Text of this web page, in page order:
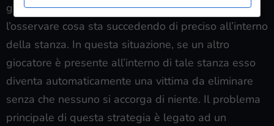
grande porzione dello schermo, rendendo difficile
l’osservare cosa sta succedendo di preciso all’interno
della stanza. In questa situazione, se un altro
giocatore è presente all’interno di tale stanza esso
diventa automaticamente una vittima da eliminare
senza che nessuno si accorga di niente. Il problema
principale di questa strategia è legato ad un